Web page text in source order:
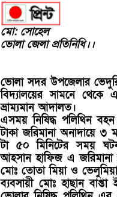
মো: সোহেল
ভোলা জেলা প্রতিনিধি।।
ভোলা সদর উপজেলার
বিদ্যালয়ের সামনে থেকে
ভ্রাম্যমান আদালত।
এসময় নিষিদ্ধ পলিথিন
টাকা জরিমানা অনাদায়ে ৩
টা ৫০ মিনিটের সময়
আহসান হাফিজ এ জরিমানা
মোঃ তোতা মিয়া ও
ব্যবসায়ী মোঃ হাছান